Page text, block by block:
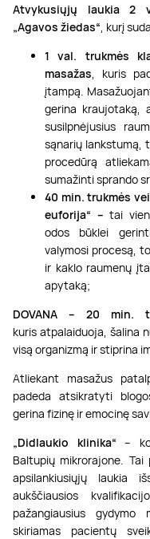
Atvykusiųjų laukia 2
„Agavos žiedas“, kurį
1 val. trukmės
masažas, kuris
įtampą.
gerina kraujotaką,
susilpnėjusius
sąnarių lankstumą,
procedūrą
sumažinti sprando
40 min. trukmės
euforija“ – tai
odos būklei
valymosi procesą,
ir kaklo raumenų
apytaką;
DOVANA – 20 min.
kuris atpalaiduoja, šalina
visą organizmą ir stiprina
Atliekant masažus
padeda atsikratyti
gerina fizinę ir emocinę
„Didlaukio klinika“ –
Baltupių mikrorajone.
apsilankiusiųjų laukia
aukščiausios
pažangiausius gydymo
skiriamas pacientų